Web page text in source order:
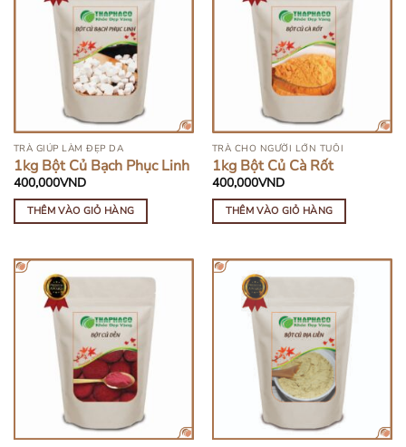
TRÀ GIÚP LÀM ĐẸP DA
1kg Bột Củ Bạch Phục Linh
400,000VND
THÊM VÀO GIỎ HÀNG
TRÀ CHO NGƯỜI LỚN TUỔI
1kg Bột Củ Cà Rốt
400,000VND
THÊM VÀO GIỎ HÀNG